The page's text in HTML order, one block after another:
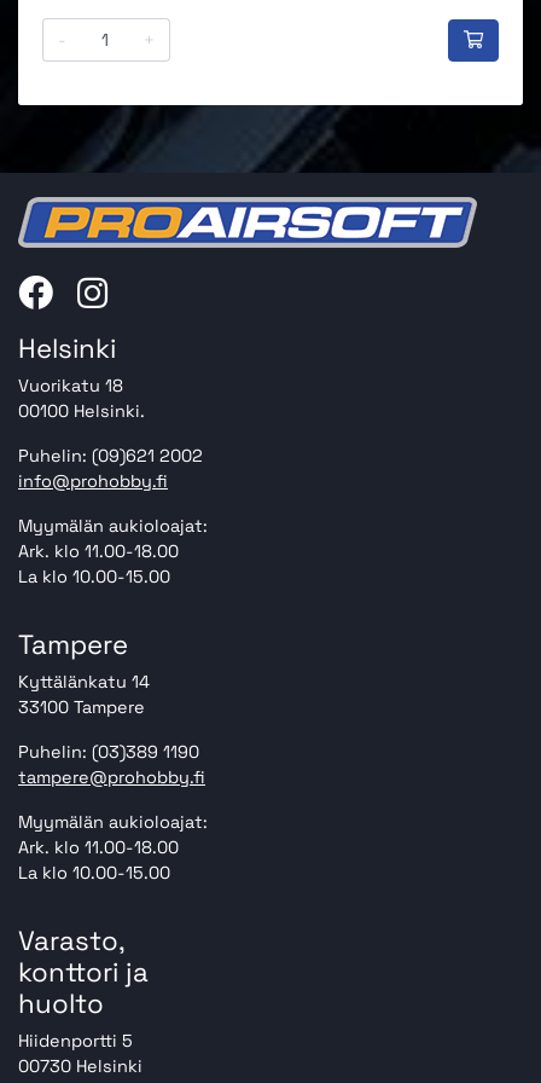
- +
Helsinki
Vuorikatu 18
00100 Helsinki.
Puhelin: (09)621 2002
info@prohobby.fi
Myymälän aukioloajat:
Ark. klo 11.00-18.00
La klo 10.00-15.00
Tampere
Kyttälänkatu 14
33100 Tampere
Puhelin: (03)389 1190
tampere@prohobby.fi
Myymälän aukioloajat:
Ark. klo 11.00-18.00
La klo 10.00-15.00
Varasto,
konttori ja
huolto
Hiidenportti 5
00730 Helsinki